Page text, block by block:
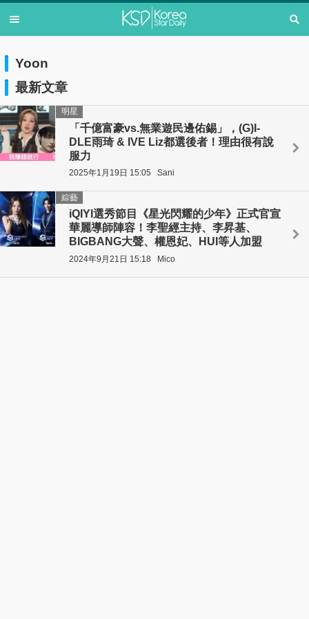
Yoon
最新文章
「千億富豪vs.無業遊民邊佑錫」，(G)I-
DLE雨琦 & IVE Liz都選後者！理由很有說
服力
明星
2025年1月19日 15:05 Sani
iQIYI選秀節目《星光閃耀的少年》正式官宣
華麗導師陣容！李聖經主持、李昇基、
BIGBANG大聲、權恩妃、HUI等人加盟
綜藝
2024年9月21日 15:18 Mico